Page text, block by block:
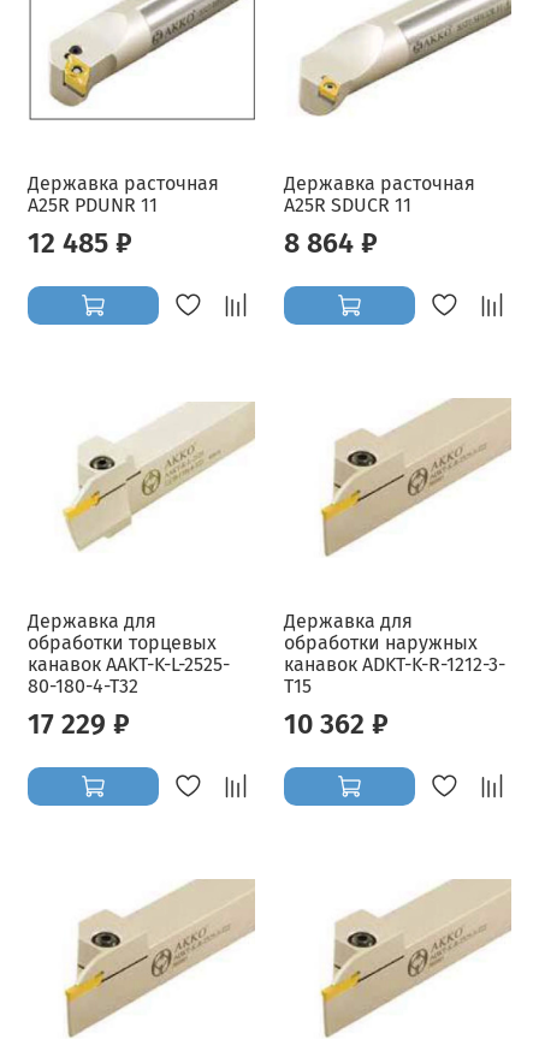
Державка расточная
A25R PDUNR 11
12 485 ₽
Державка расточная
A25R SDUCR 11
8 864 ₽
Державка для
обработки торцевых
канавок AAKT-K-L-2525-
80-180-4-T32
17 229 ₽
Державка для
обработки наружных
канавок ADKT-K-R-1212-3-
T15
10 362 ₽